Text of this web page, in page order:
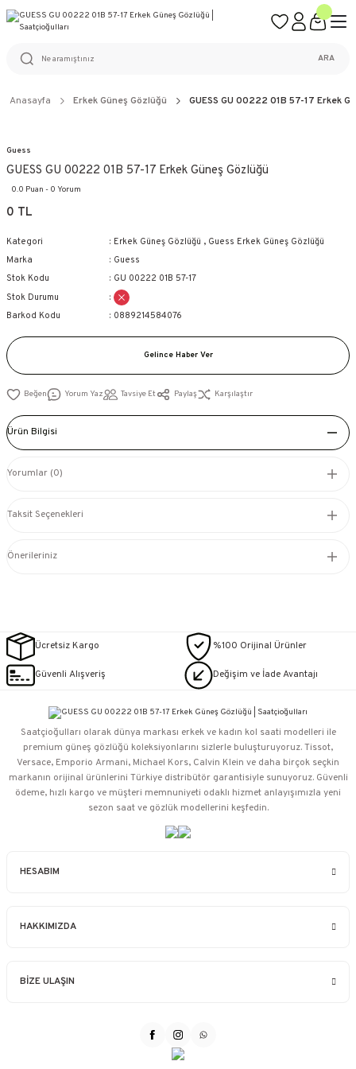
%100 ORİJİNAL ÜRÜN GARANTİSİ
ARA
Anasayfa Erkek Güneş Gözlüğü GUESS GU 00222 01B 57-17 Erkek
Guess
GUESS GU 00222 01B 57-17 Erkek Güneş Gözlüğü
0.0 Puan - 0 Yorum
0 TL
Kategori Erkek Güneş Gözlüğü , Guess Erkek Güneş Gözlüğü
Marka
Guess
Stok Kodu
GU 00222 01B 57-17
Stok Durumu
Barkod Kodu
0889214584076
Gelince Haber Ver
Yorum Yaz Tavsiye Et Paylaş Karşılaştır
Ürün Bilgisi
Yorumlar (0)
Taksit Seçenekleri
Önerileriniz
Ücretsiz Kargo %100 Orijinal Ürünler
Güvenli Alışveriş Değişim ve İade Avantajı
HESABIM
HAKKIMIZDA
BİZE ULAŞIN
Saatçioğulları⁠ olarak dünya markası erkek ve kadın kol saati modelleri ile
premium güneş gözlüğü koleksiyonlarını sizlerle buluşturuyoruz. Tissot,
Versace, Emporio Armani, Michael Kors, Calvin Klein ve daha birçok seçkin
markanın orijinal ürünlerini Türkiye distribütör garantisiyle sunuyoruz. Güvenli
ödeme, hızlı kargo ve müşteri memnuniyeti odaklı hizmet anlayışımızla yeni
sezon saat ve gözlük modellerini keşfedin.